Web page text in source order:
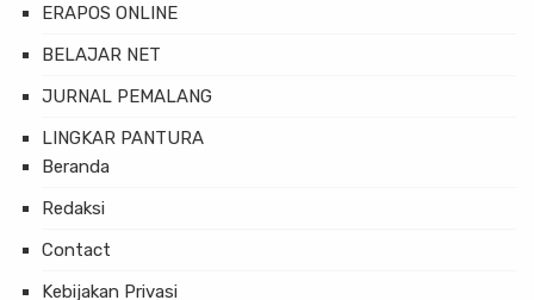
ERAPOS ONLINE
BELAJAR NET
JURNAL PEMALANG
LINGKAR PANTURA
Beranda
Redaksi
Contact
Kebijakan Privasi